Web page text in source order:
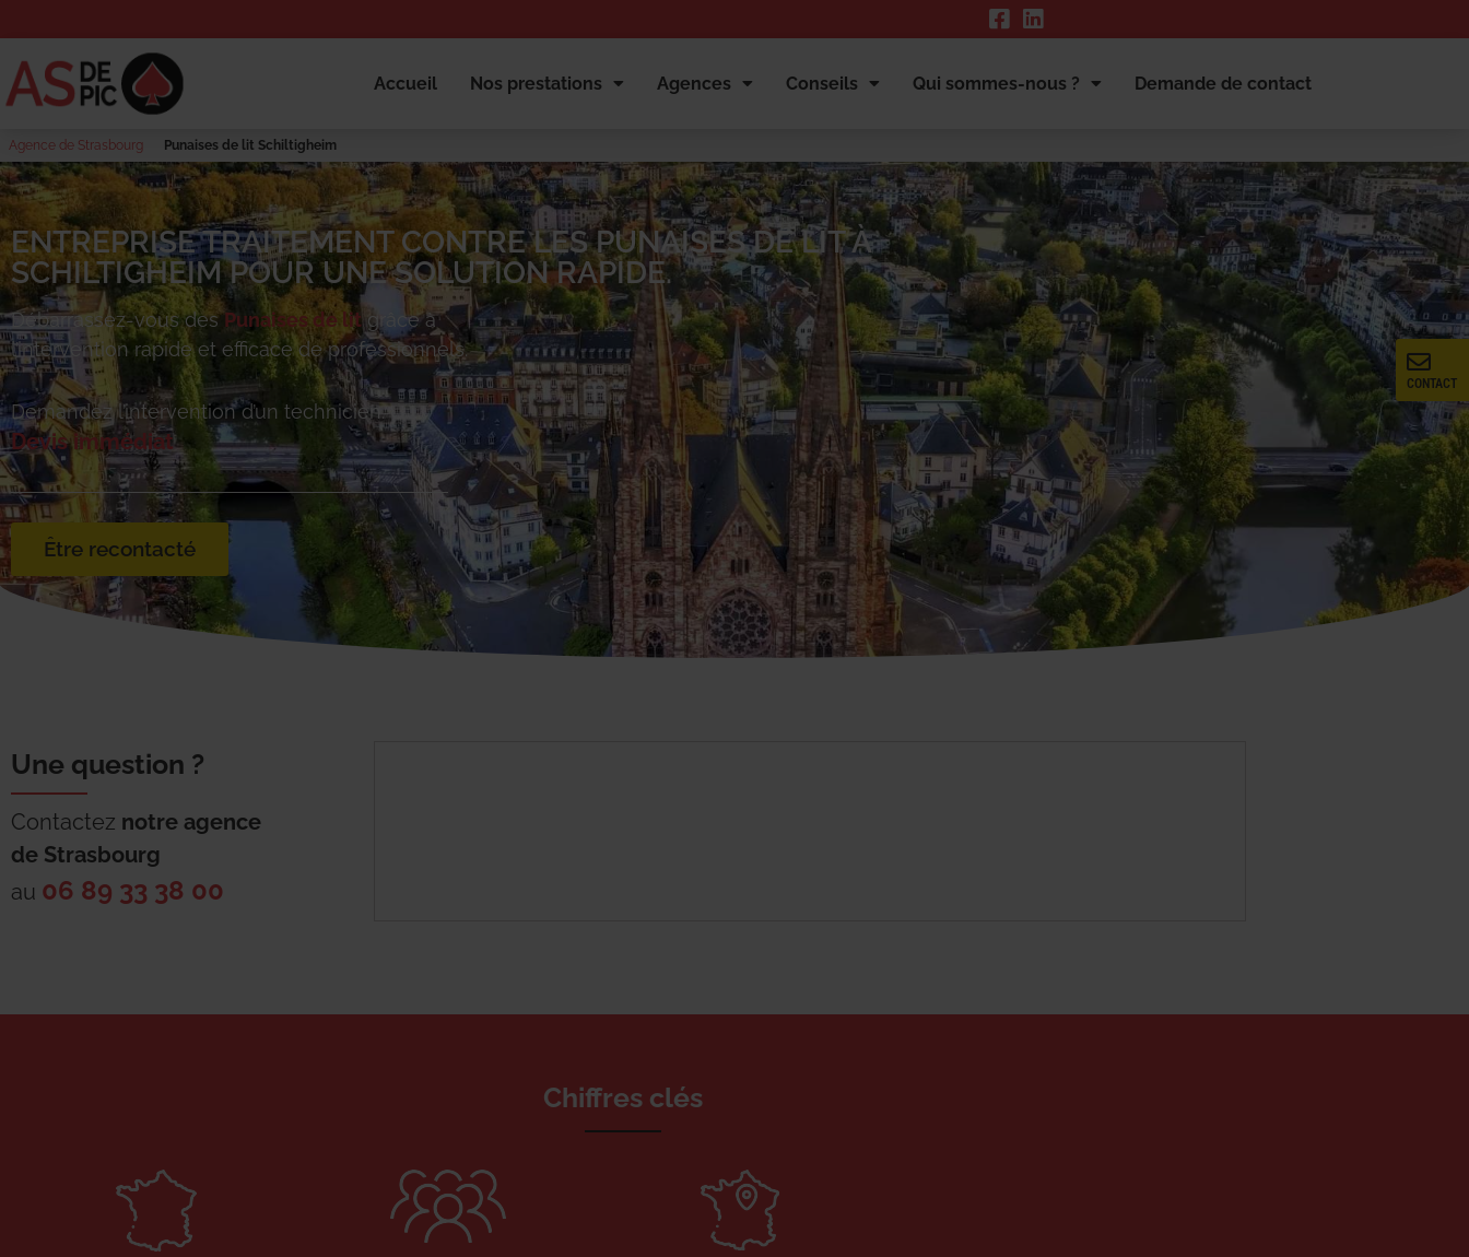
Accueil Nos prestations Agences Conseils Qui sommes-nous ? Demande de contact
Agence de Strasbourg Punaises de lit Schiltigheim
CONTACT
ENTREPRISE TRAITEMENT CONTRE LES PUNAISES DE LIT À
SCHILTIGHEIM POUR UNE SOLUTION RAPIDE.
Débarrassez-vous desPunaises de litgrâce à
l’intervention rapide et efficace de professionnels.
Demandez l’intervention d’un technicien.
Devis immédiat
Être recontacté
Une question ?
Contactez notre agence
de Strasbourg
au 06 89 33 38 00
Chiffres clés